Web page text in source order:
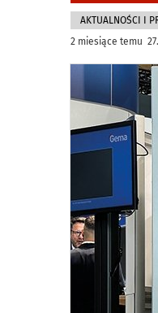
AKTUALNOŚCI I
2 miesiące temu